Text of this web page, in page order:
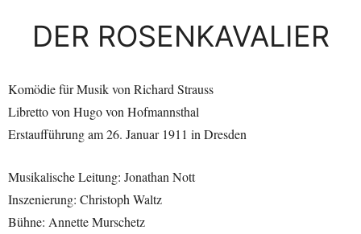
DER ROSENKAVALIER
Komödie für Musik von Richard Strauss
Libretto von Hugo von Hofmannsthal
Erstaufführung am 26. Januar 1911 in Dresden
Musikalische Leitung: Jonathan Nott
Inszenierung: Christoph Waltz
Bühne: Annette Murschetz